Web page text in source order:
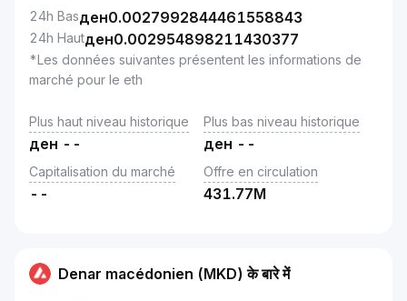
24h Basден0.0027992844461558843
24h Hautден0.002954898211430377
*Les données suivantes présentent les informations de
marché pour le eth
Plus haut niveau historique
ден --
Plus bas niveau historique
ден --
Capitalisation du marché
--
Offre en circulation
431.77M
Denar macédonien (MKD) के बारे में